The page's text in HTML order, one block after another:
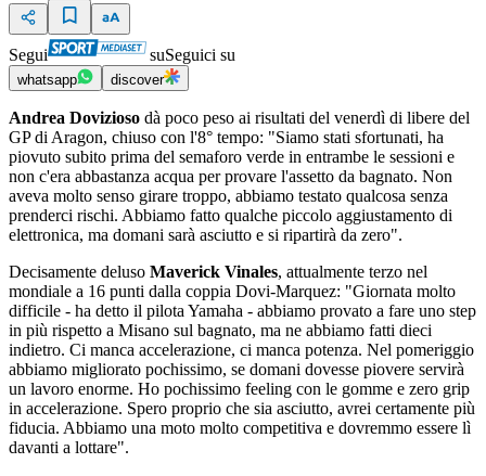
Segui suSeguici su
whatsapp discover
Andrea Dovizioso dà poco peso ai risultati del venerdì di libere del
GP di Aragon, chiuso con l'8° tempo: "Siamo stati sfortunati, ha
piovuto subito prima del semaforo verde in entrambe le sessioni e
non c'era abbastanza acqua per provare l'assetto da bagnato. Non
aveva molto senso girare troppo, abbiamo testato qualcosa senza
prenderci rischi. Abbiamo fatto qualche piccolo aggiustamento di
elettronica, ma domani sarà asciutto e si ripartirà da zero".
Decisamente deluso Maverick Vinales, attualmente terzo nel
mondiale a 16 punti dalla coppia Dovi-Marquez: "Giornata molto
difficile - ha detto il pilota Yamaha - abbiamo provato a fare uno step
in più rispetto a Misano sul bagnato, ma ne abbiamo fatti dieci
indietro. Ci manca accelerazione, ci manca potenza. Nel pomeriggio
abbiamo migliorato pochissimo, se domani dovesse piovere servirà
un lavoro enorme. Ho pochissimo feeling con le gomme e zero grip
in accelerazione. Spero proprio che sia asciutto, avrei certamente più
fiducia. Abbiamo una moto molto competitiva e dovremmo essere lì
davanti a lottare".